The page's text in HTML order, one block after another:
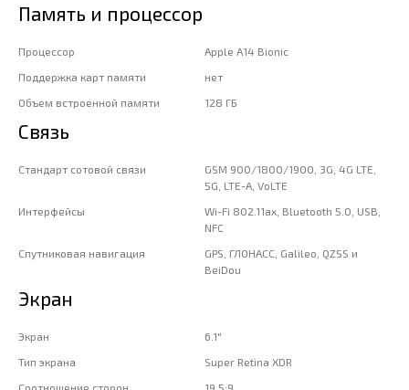
Память и процессор
Процессор
Apple A14 Bionic
Поддержка карт памяти
нет
Объем встроенной памяти
128 ГБ
Связь
Стандарт сотовой связи
GSM 900/1800/1900, 3G, 4G LTE,
5G, LTE-A, VoLTE
Интерфейсы
Wi-Fi 802.11ax, Bluetooth 5.0, USB,
NFC
Спутниковая навигация
GPS, ГЛОНАСС, Galileo, QZSS и
BeiDou
Экран
Экран
6.1"
Тип экрана
Super Retina XDR
Соотношение сторон
19.5:9